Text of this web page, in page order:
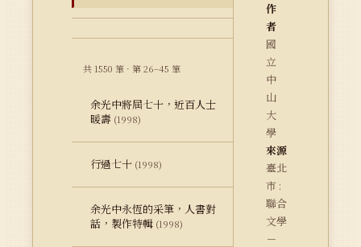
共 1550 筆 · 第 26–45 筆
余光中將屆七十，近百人士
暖壽 (1998)
行過七十 (1998)
余光中永恆的采筆，人書對
話，製作特輯 (1998)
作
者
國
立
中
山
大
學
來源
臺北
市 :
聯合
文學
－